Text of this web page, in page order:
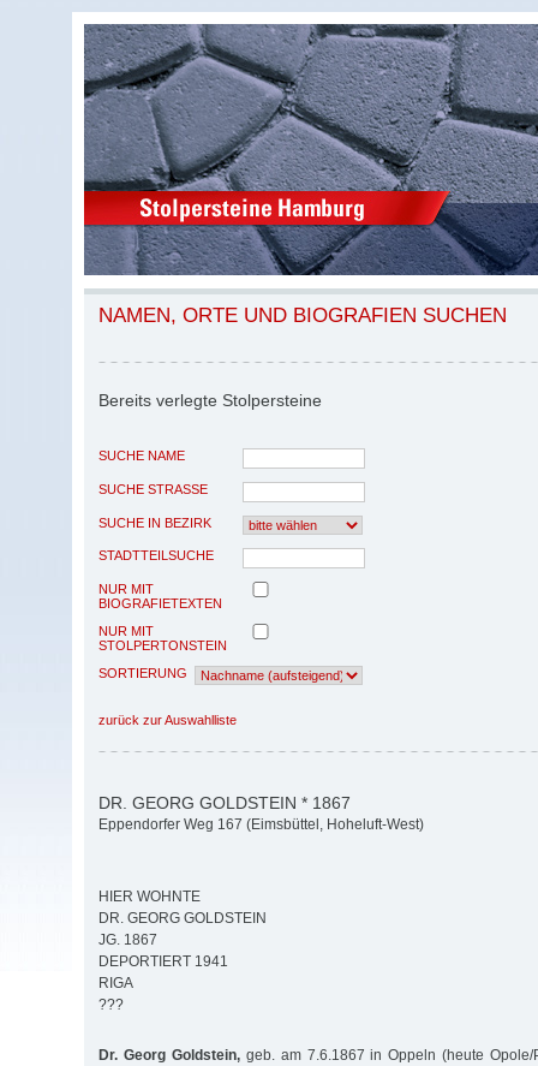
NAMEN, ORTE UND BIOGRAFIEN SUCHEN
Bereits verlegte Stolpersteine
SUCHE NAME
SUCHE STRASSE
SUCHE IN BEZIRK
STADTTEILSUCHE
NUR MIT
BIOGRAFIETEXTEN
NUR MIT
STOLPERTONSTEIN
SORTIERUNG
zurück zur Auswahlliste
DR. GEORG GOLDSTEIN * 1867
Eppendorfer Weg 167 (Eimsbüttel, Hoheluft-West)
HIER WOHNTE
DR. GEORG GOLDSTEIN
JG. 1867
DEPORTIERT 1941
RIGA
???
Dr. Georg Goldstein,geb. am 7.6.1867 in Oppeln (heute Opole/